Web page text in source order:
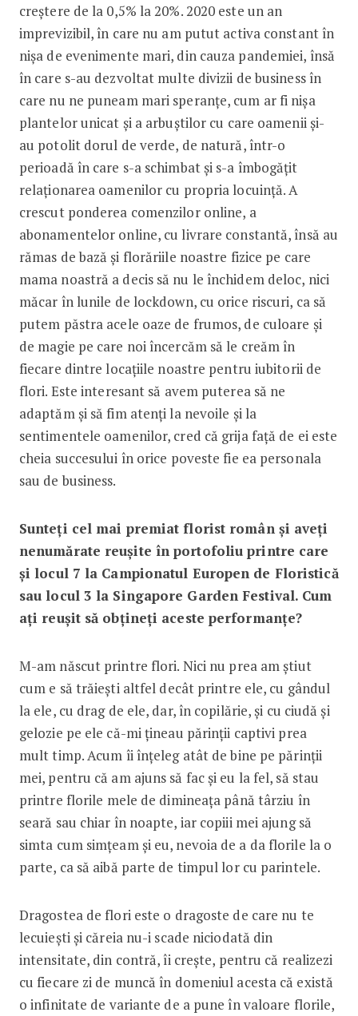
creștere de la 0,5% la 20%. 2020 este un an
imprevizibil, în care nu am putut activa constant în
nișa de evenimente mari, din cauza pandemiei, însă
în care s-au dezvoltat multe divizii de business în
care nu ne puneam mari speranțe, cum ar fi nișa
plantelor unicat și a arbuștilor cu care oamenii și-
au potolit dorul de verde, de natură, într-o
perioadă în care s-a schimbat și s-a îmbogățit
relaționarea oamenilor cu propria locuință. A
crescut ponderea comenzilor online, a
abonamentelor online, cu livrare constantă, însă au
rămas de bază și florăriile noastre fizice pe care
mama noastră a decis să nu le închidem deloc, nici
măcar în lunile de lockdown, cu orice riscuri, ca să
putem păstra acele oaze de frumos, de culoare și
de magie pe care noi încercăm să le creăm în
fiecare dintre locațiile noastre pentru iubitorii de
flori. Este interesant să avem puterea să ne
adaptăm și să fim atenți la nevoile și la
sentimentele oamenilor, cred că grija față de ei este
cheia succesului în orice poveste fie ea personala
sau de business.
Sunteți cel mai premiat florist român și aveți
nenumărate reușite în portofoliu printre care
și locul 7 la Campionatul Europen de Floristică
sau locul 3 la Singapore Garden Festival. Cum
ați reușit să obțineți aceste performanțe?
M-am născut printre flori. Nici nu prea am știut
cum e să trăiești altfel decât printre ele, cu gândul
la ele, cu drag de ele, dar, în copilărie, și cu ciudă și
gelozie pe ele că-mi țineau părinții captivi prea
mult timp. Acum îi înțeleg atât de bine pe părinții
mei, pentru că am ajuns să fac și eu la fel, să stau
printre florile mele de dimineața până târziu în
seară sau chiar în noapte, iar copiii mei ajung să
simta cum simțeam și eu, nevoia de a da florile la o
parte, ca să aibă parte de timpul lor cu parintele.
Dragostea de flori este o dragoste de care nu te
lecuiești și căreia nu-i scade niciodată din
intensitate, din contră, îi crește, pentru că realizezi
cu fiecare zi de muncă în domeniul acesta că există
o infinitate de variante de a pune în valoare florile,